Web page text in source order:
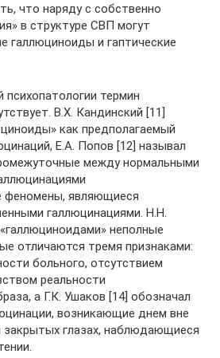
что наряду с собственно
в структуре СВП могут
галлюциноиды и гаптические
термин
В.Х. Кандинский [11]
как предполагаемый
Е.А. Попов [12] называл
между нормальными
феномены, являющиеся
галлюцинациями. Н.Н.
неполные
отличаются тремя признаками:
больного, отсутствием
реальности
а Г.К. Ушаков [14] обозначал
возникающие днем вне
закрытых глазах, наблюдающиеся